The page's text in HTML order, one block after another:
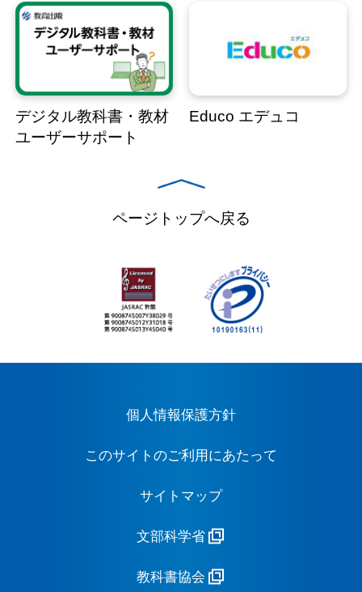
デジタル教科書・教材
ユーザーサポート
Educo エデュコ
ページトップへ戻る
個人情報保護方針
このサイトのご利用にあたって
サイトマップ
文部科学省
教科書協会